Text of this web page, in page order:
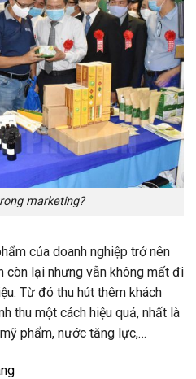
marketing?
của doanh nghiệp trở nên
còn lại nhưng vẫn không mất đi
Từ đó thu hút thêm khách
thu một cách hiệu quả, nhất là
phẩm, nước tăng lực,…